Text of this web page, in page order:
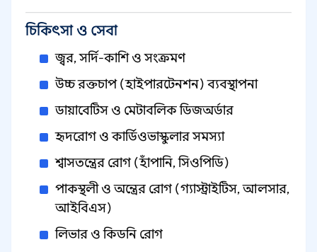
চিকিৎসা ও সেবা
জ্বর, সর্দি-কাশি ও সংক্রমণ
উচ্চ রক্তচাপ (হাইপারটেনশন) ব্যবস্থাপনা
ডায়াবেটিস ও মেটাবলিক ডিজঅর্ডার
হৃদরোগ ও কার্ডিওভাস্কুলার সমস্যা
শ্বাসতন্ত্রের রোগ (হাঁপানি, সিওপিডি)
পাকস্থলী ও অন্ত্রের রোগ (গ্যাস্ট্রাইটিস, আলসার,
আইবিএস)
লিভার ও কিডনি রোগ